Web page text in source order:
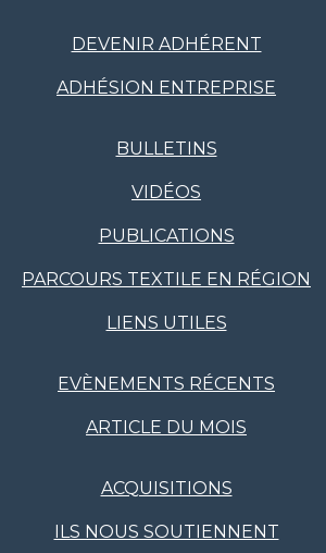
DEVENIR ADHÉRENT
ADHÉSION ENTREPRISE
BULLETINS
VIDÉOS
PUBLICATIONS
PARCOURS TEXTILE EN RÉGION
LIENS UTILES
EVÈNEMENTS RÉCENTS
ARTICLE DU MOIS
ACQUISITIONS
ILS NOUS SOUTIENNENT